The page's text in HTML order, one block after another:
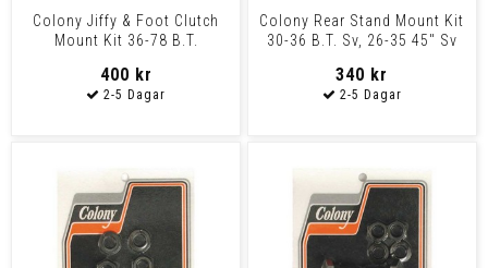
Colony Jiffy & Foot Clutch
Mount Kit 36-78 B.T.
400 kr
Colony Rear Stand Mount Kit
30-36 B.T. Sv, 26-35 45" Sv
340 kr